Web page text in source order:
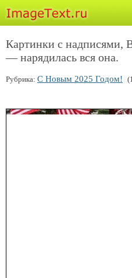
Картинки с надписями,
— нарядилась вся она.
Рубрика: С Новым 2025 Годом!